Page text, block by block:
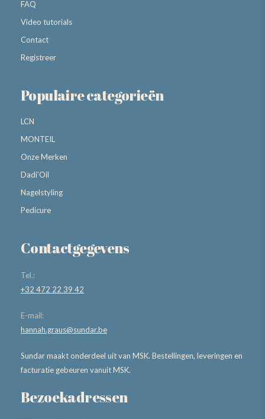
FAQ
Video tutorials
Contact
Registreer
Populaire categorieën
LCN
MONTEIL
Onze Merken
Dadi’Oil
Nagelstyling
Pedicure
Contactgegevens
Tel.:
+32 472 22 39 42
E-mail:
hannah.graus@sundar.be
Sundar maakt onderdeel uit van MSK. Bestellingen, leveringen en
facturatie gebeuren vanuit MSK.
Bezoekadressen